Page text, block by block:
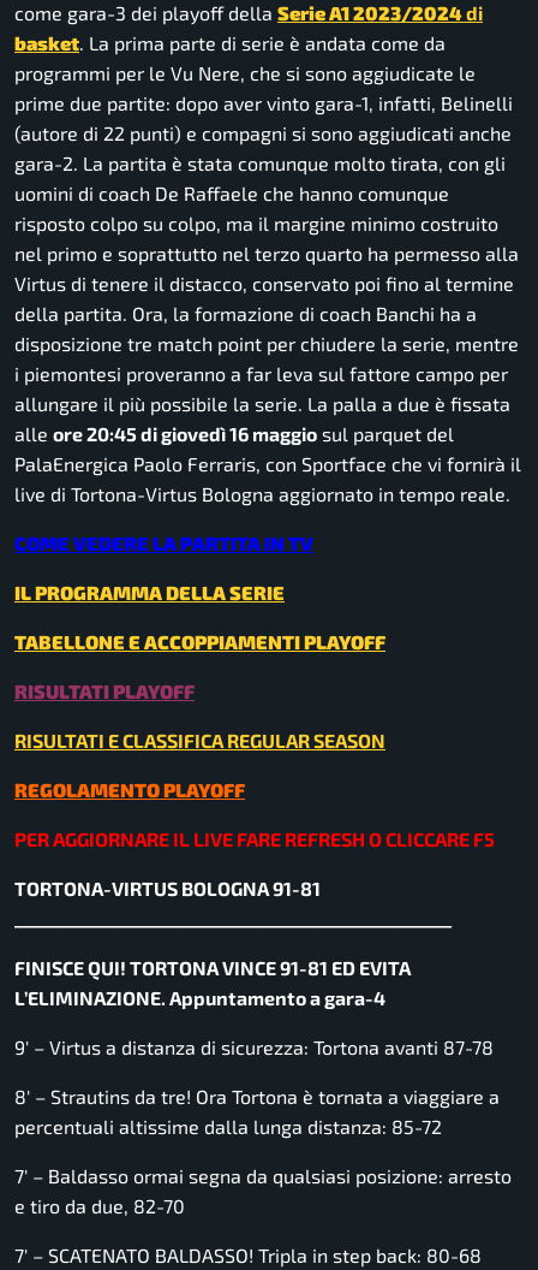
come gara-3 dei playoff della Serie A1 2023/2024di
basket. La prima parte di serie è andata come da
programmi per le Vu Nere, che si sono aggiudicate le
prime due partite: dopo aver vinto gara-1, infatti, Belinelli
(autore di 22 punti) e compagni si sono aggiudicati anche
gara-2. La partita è stata comunque molto tirata, con gli
uomini di coach De Raffaele che hanno comunque
risposto colpo su colpo, ma il margine minimo costruito
nel primo e soprattutto nel terzo quarto ha permesso alla
Virtus di tenere il distacco, conservato poi fino al termine
della partita. Ora, la formazione di coach Banchi ha a
disposizione tre match point per chiudere la serie, mentre
i piemontesi proveranno a far leva sul fattore campo per
allungare il più possibile la serie. La palla a due è fissata
alle ore 20:45 di giovedì 16 maggio sul parquet del
PalaEnergica Paolo Ferraris, con Sportface che vi fornirà il
live di Tortona-Virtus Bologna aggiornato in tempo reale.
COME VEDERE LA PARTITA IN TV
IL PROGRAMMA DELLA SERIE
TABELLONE E ACCOPPIAMENTI PLAYOFF
RISULTATI PLAYOFF
RISULTATI E CLASSIFICA REGULAR SEASON
REGOLAMENTO PLAYOFF
PER AGGIORNARE IL LIVE FARE REFRESH O CLICCARE F5
TORTONA-VIRTUS BOLOGNA 91-81
FINISCE QUI! TORTONA VINCE 91-81 ED EVITA
L’ELIMINAZIONE. Appuntamento a gara-4
9′ – Virtus a distanza di sicurezza: Tortona avanti 87-78
8′ – Strautins da tre! Ora Tortona è tornata a viaggiare a
percentuali altissime dalla lunga distanza: 85-72
7′ – Baldasso ormai segna da qualsiasi posizione: arresto
e tiro da due, 82-70
7′ – SCATENATO BALDASSO! Tripla in step back: 80-68